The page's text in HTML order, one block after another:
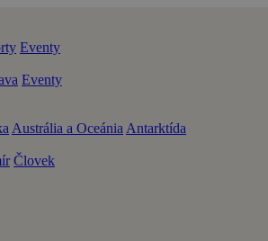
Eventy
Eventy
Austrália a Oceánia Antarktída
Človek